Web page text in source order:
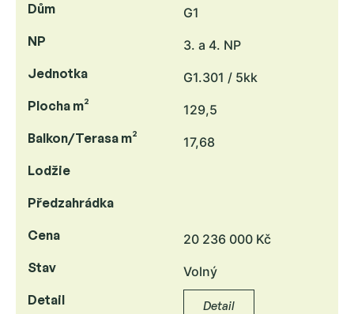
Dům
G1
NP
3. a 4. NP
Jednotka
G1.301 / 5kk
Plocha m²
129,5
Balkon/Terasa m²
17,68
Lodžie
Předzahrádka
Cena
20 236 000 Kč
Stav
Volný
Detail
Detail